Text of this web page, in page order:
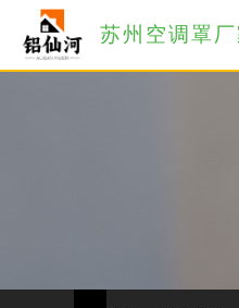
苏州空调罩厂